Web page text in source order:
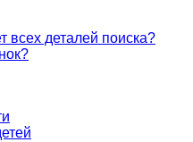
всех деталей поиска?